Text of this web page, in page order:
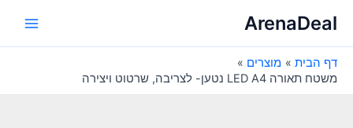
לתוכןArenaDeal
דף הבית
מוצרים
משטח תאורה LED A4 נטען- לצריבה, שרטוט ויצירה